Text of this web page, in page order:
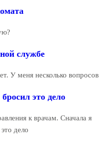
службе
У меня несколько вопросов
это дело
к врачам. Сначала я
дело